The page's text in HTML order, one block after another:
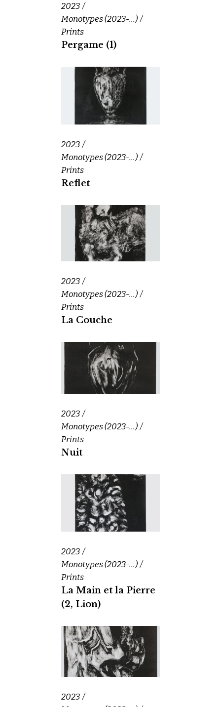
2023
Monotypes (2023-...)
Prints
Pergame (1)
2023
Monotypes (2023-...)
Prints
Reflet
2023
Monotypes (2023-...)
Prints
La Couche
2023
Monotypes (2023-...)
Prints
Nuit
2023
Monotypes (2023-...)
Prints
La Main et la Pierre
(2, Lion)
2023